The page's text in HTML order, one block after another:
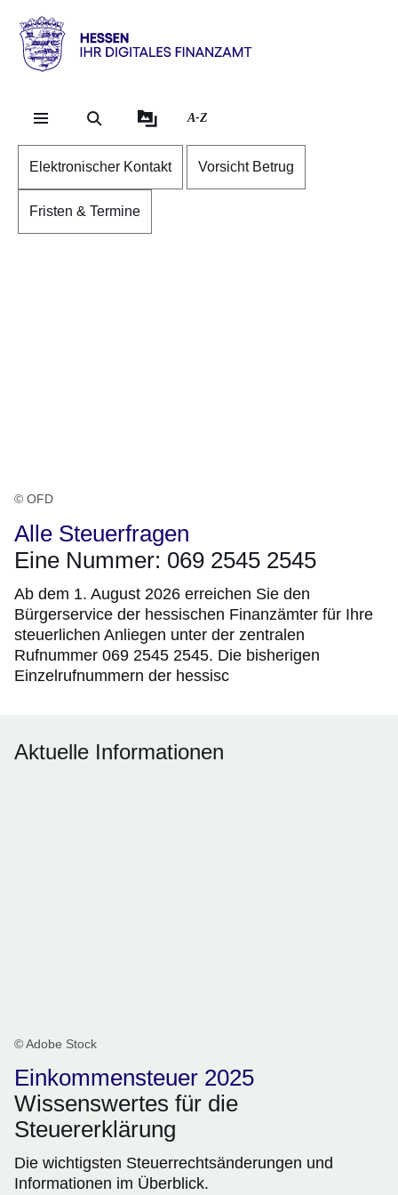
Direkt zum Kopf der
Direkt zum Inhalt
Direkt zum Fuß der
Hessen
Ihr
Finanzamt
A-Z
Elektronischer Kontakt Vorsicht Betrug
Fristen & Termine
© OFD
Alle Steuerfragen
Eine Nummer: 069 2545 2545
Ab dem 1. August 2026 erreichen Sie den
Bürgerservice der hessischen Finanzämter für Ihre
steuerlichen Anliegen unter der zentralen
Rufnummer 069 2545 2545. Die bisherigen
Einzelrufnummern der hessisc
Aktuelle Informationen
© Adobe Stock
Einkommensteuer 2025
Wissenswertes für die
Steuererklärung
Die wichtigsten Steuerrechtsänderungen und
Informationen im Überblick.